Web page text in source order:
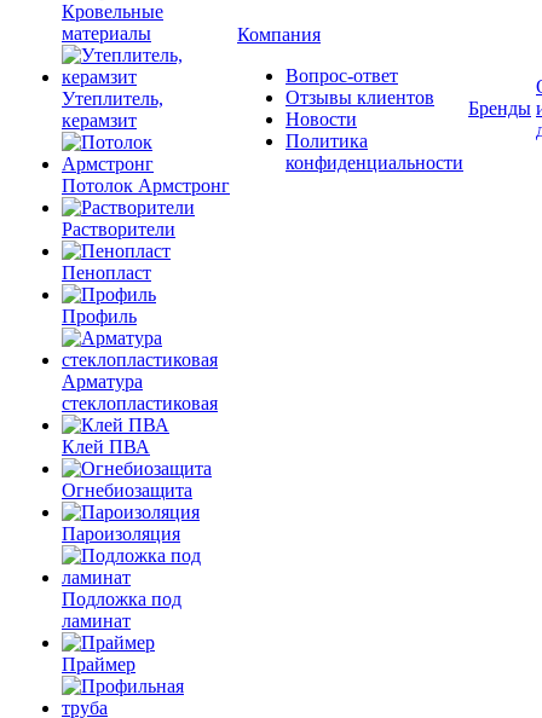
Кровельные
материалы
Утеплитель,
керамзит
Потолок Армстронг
Растворители
Пенопласт
Профиль
Арматура
стеклопластиковая
Клей ПВА
Огнебиозащита
Пароизоляция
Подложка под
ламинат
Праймер
Компания
Вопрос-ответ
Отзывы клиентов
Новости
Политика
конфиденциальности
Бренды